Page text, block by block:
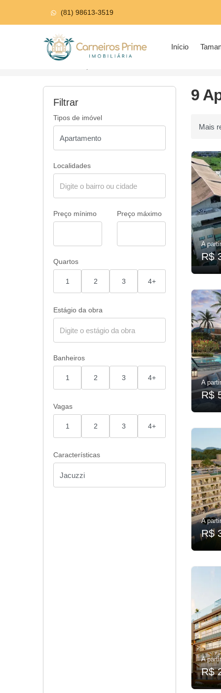
(81) 98613-3519
Página inicial
Início
Filtrar
Tipos de imóvel
Localidades
Preço mínimo Preço máximo
Quartos
1 2 3 4+
Estágio da obra
Banheiros
1 2 3 4+
Vagas
1 2 3 4+
Características
9
Ordenar
A
R$
A
R$
A
R$
A
R$